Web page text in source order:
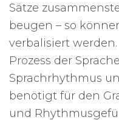
Sätze
beugen – so
verbalisiert
Prozess der
Sprachrhythmus
benötigt für den
und